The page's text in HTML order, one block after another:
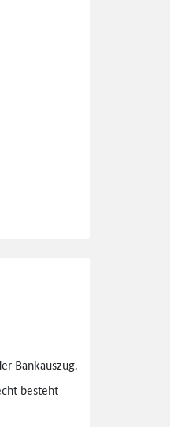
Bankauszug.
besteht